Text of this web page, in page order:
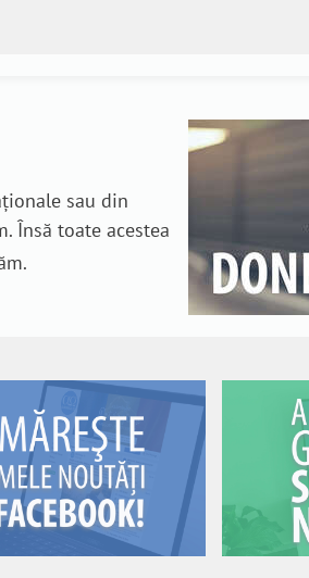
sau din
Însă toate acestea